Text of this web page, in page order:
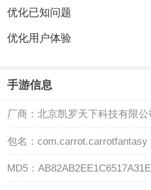
优化已知问题
优化用户体验
手游信息
厂商： 北京凯罗天下科技有限公
包名： com.carrot.carrotfantasy
MD5：